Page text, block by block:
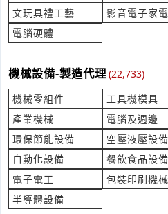
一般事業廢棄物（未吸附植物性活
詢
產業:清潔消毒洗衣
來自:楊OO 詢價
***.sales@msa.hinet.net
ˋ中古12格置物鐵櫃
產業:餐飲食品設備製造代理
來自:潤OO密OO修OO 詢價
時間:08/07 17:34
***imh107@gmail.com
詢價 想要請問網站建設
產業:網頁多媒體eDM
文玩具禮工藝
影音電子家電
電腦硬體
機械設備-製造代理(22,733)
機械零組件
工具機模具
產業機械
電腦及週邊
環保節能設備
空壓液壓設備
自動化設備
餐飲食品設備
電子電工
包裝印刷機械
半導體設備